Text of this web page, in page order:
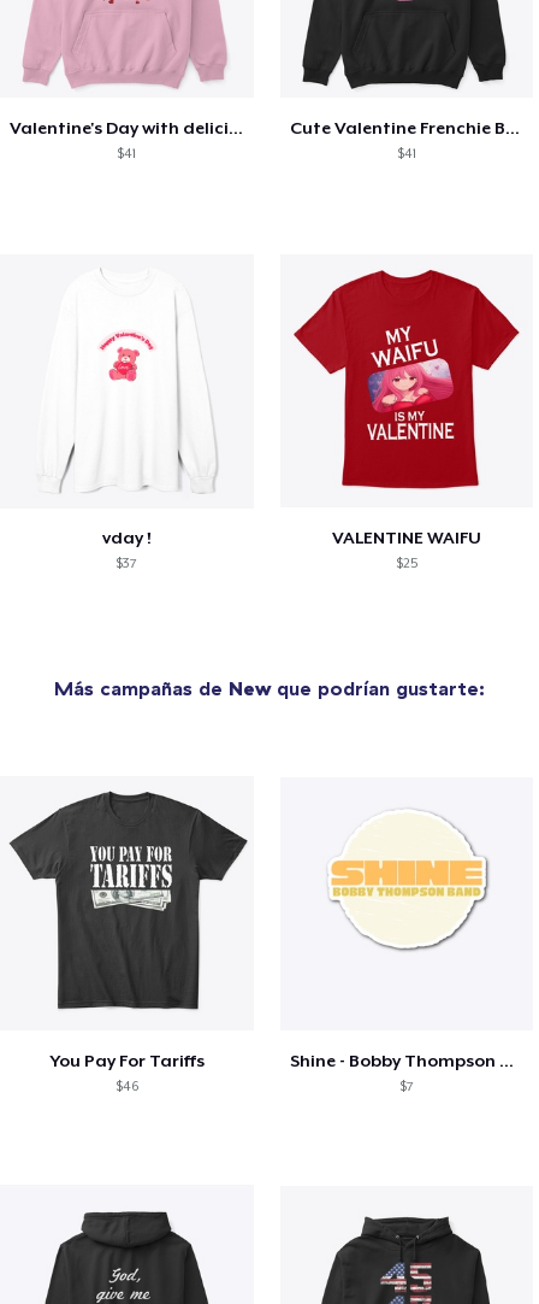
Valentine's Day with delicious food
$41
Cute Valentine Frenchie Bulldog
$41
vday !
$37
VALENTINE WAIFU
$25
Más campañas de Newque podrían gustarte:
You Pay For Tariffs
$46
Shine - Bobby Thompson Band Merch
$7